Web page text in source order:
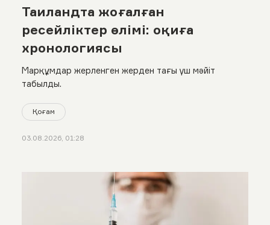
Таиландта жоғалған
ресейліктер өлімі: оқиға
хронологиясы
Марқұмдар жерленген жерден тағы үш мәйіт
табылды.
Қоғам
03.08.2026, 01:28